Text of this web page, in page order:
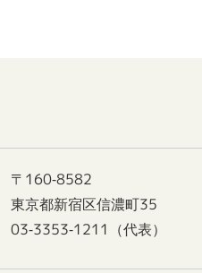
〒160-8582
東京都新宿区信濃町35
03-3353-1211（代表）